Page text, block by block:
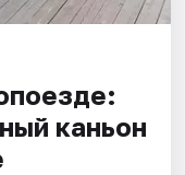
каньон